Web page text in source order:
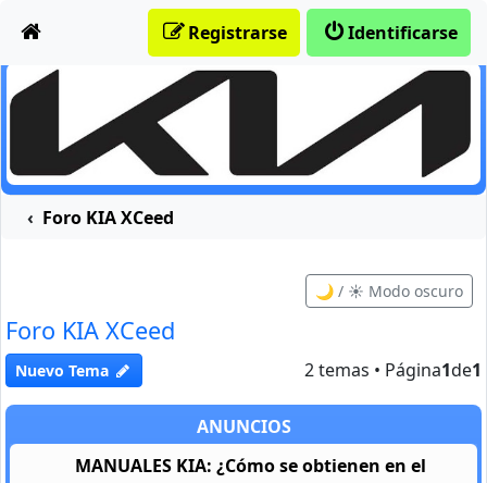
Identificarse
Registrarse
Foro KIA XCeed
🌙 / ☀️ Modo oscuro
Foro KIA XCeed
Nuevo Tema 2 temas • Página1de1
ANUNCIOS
MANUALES KIA: ¿Cómo se obtienen en el